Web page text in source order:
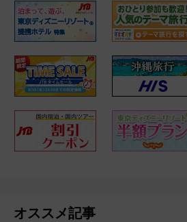
オススメ記事